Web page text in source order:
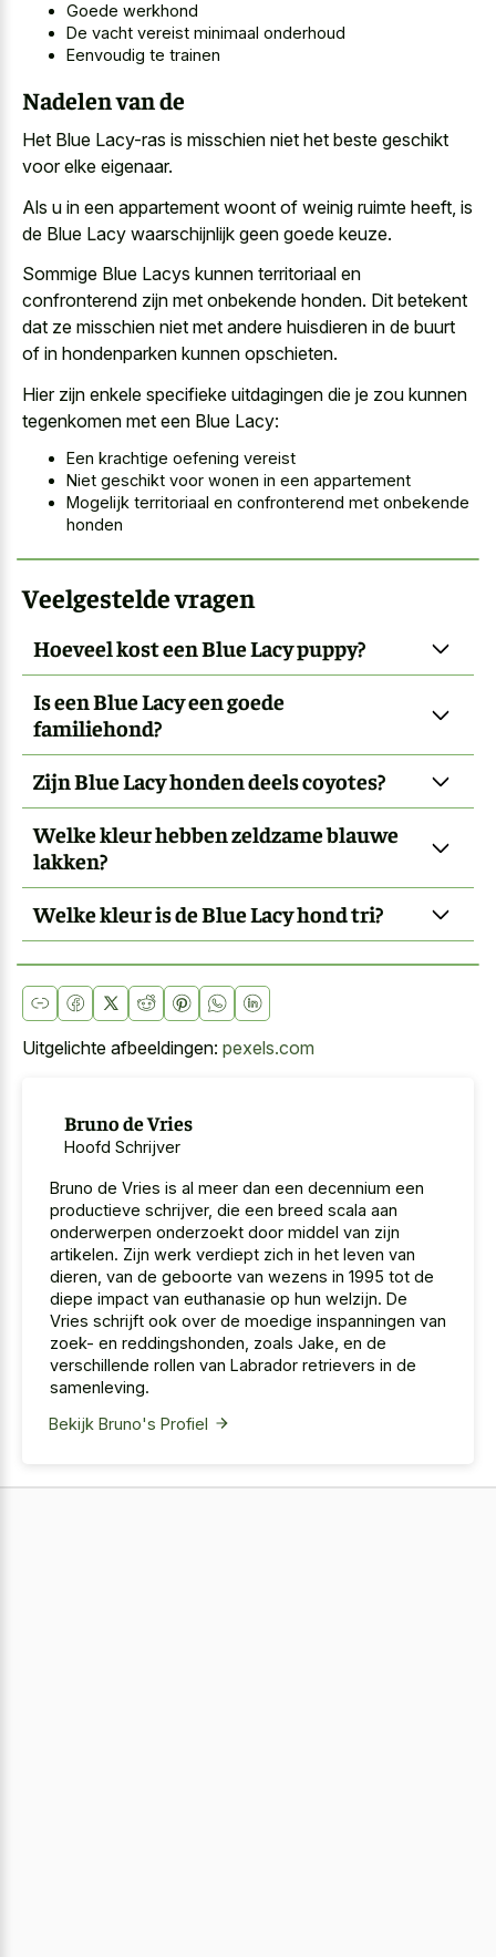
Goede werkhond
De vacht vereist minimaal onderhoud
Eenvoudig te trainen
Nadelen van de
Het Blue Lacy-ras is misschien niet het beste geschikt
voor elke eigenaar.
Als u in een appartement woont of weinig ruimte heeft, is
de Blue Lacy waarschijnlijk geen goede keuze.
Sommige Blue Lacys kunnen territoriaal en
confronterend zijn met onbekende honden. Dit betekent
dat ze misschien niet met andere huisdieren in de buurt
of in hondenparken kunnen opschieten.
Hier zijn enkele specifieke uitdagingen die je zou kunnen
tegenkomen met een Blue Lacy:
Een krachtige oefening vereist
Niet geschikt voor wonen in een appartement
Mogelijk territoriaal en confronterend met onbekende
honden
Veelgestelde vragen
Hoeveel kost een Blue Lacy puppy?
Is een Blue Lacy een goede
familiehond?
Zijn Blue Lacy honden deels coyotes?
Welke kleur hebben zeldzame blauwe
lakken?
Welke kleur is de Blue Lacy hond tri?
Uitgelichte afbeeldingen: pexels.com
Bruno de Vries
Hoofd Schrijver
Bruno de Vries is al meer dan een decennium een
productieve schrijver, die een breed scala aan
onderwerpen onderzoekt door middel van zijn
artikelen. Zijn werk verdiept zich in het leven van
dieren, van de geboorte van wezens in 1995 tot de
diepe impact van euthanasie op hun welzijn. De
Vries schrijft ook over de moedige inspanningen van
zoek- en reddingshonden, zoals Jake, en de
verschillende rollen van Labrador retrievers in de
samenleving.
Bekijk Bruno's Profiel